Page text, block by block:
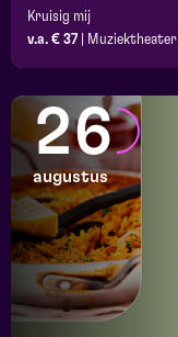
Kruisig mij
v.a. € 37
Muziektheater
26
augustus